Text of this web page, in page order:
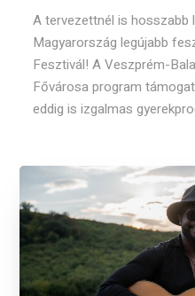
A tervezettnél is hosszabb
Magyarország legújabb
Fesztivál! A Veszprém-
Fővárosa program
eddig is izgalmas